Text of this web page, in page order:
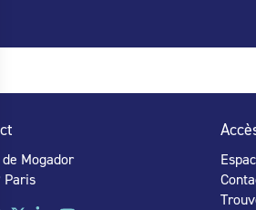
de Mogador
Paris